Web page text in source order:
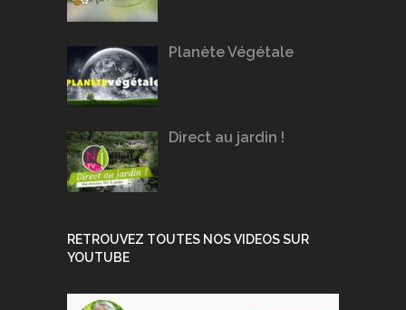
Planète Végétale
Direct au jardin !
RETROUVEZ TOUTES NOS VIDEOS SUR
YOUTUBE